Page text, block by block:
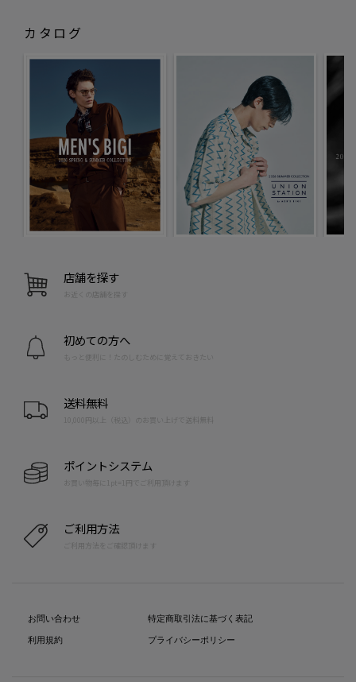
カタログ
店舗を探す
お近くの店舗を探す
初めての方へ
もっと便利に！たのしむために覚えておきたい
送料無料
10,000円以上（税込）のお買い上げで送料無料
ポイントシステム
お買い物毎に1pt=1円でご利用頂けます
ご利用方法
ご利用方法をご確認頂けます
お問い合わせ
利用規約
特定商取引法に基づく表記
プライバシーポリシー